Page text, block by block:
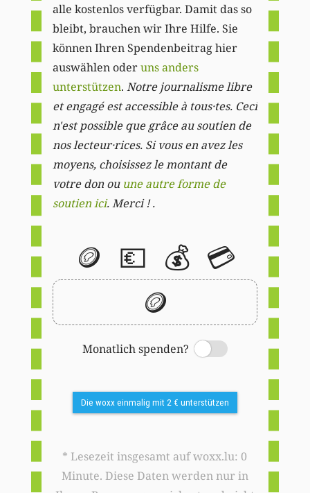
alle kostenlos verfügbar. Damit das so
bleibt, brauchen wir Ihre Hilfe. Sie
können Ihren Spendenbeitrag hier
auswählen oderuns anders
unterstützen. Notre journalisme libre
et engagé est accessible à tous·tes. Ceci
n'est possible que grâce au soutien de
nos lecteur·rices. Si vous en avez les
moyens, choisissez le montant de
votre don ou une autre forme de
soutien ici. Merci ! .
🪙 💶 💰 💳
🪙
Monatlich spenden?
Switch
Die woxx einmalig mit 2 € unterstützen
* Lesezeit insgesamt auf woxx.lu: 0
Minute. Diese Daten werden nur in